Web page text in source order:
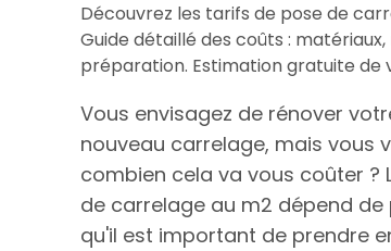
Découvrez les tarifs de pose de
Guide détaillé des coûts :
préparation. Estimation gratuite de
Vous envisagez de rénover
nouveau carrelage, mais vous
combien cela va vous coûter ?
de carrelage au m2 dépend
qu'il est important de prendre